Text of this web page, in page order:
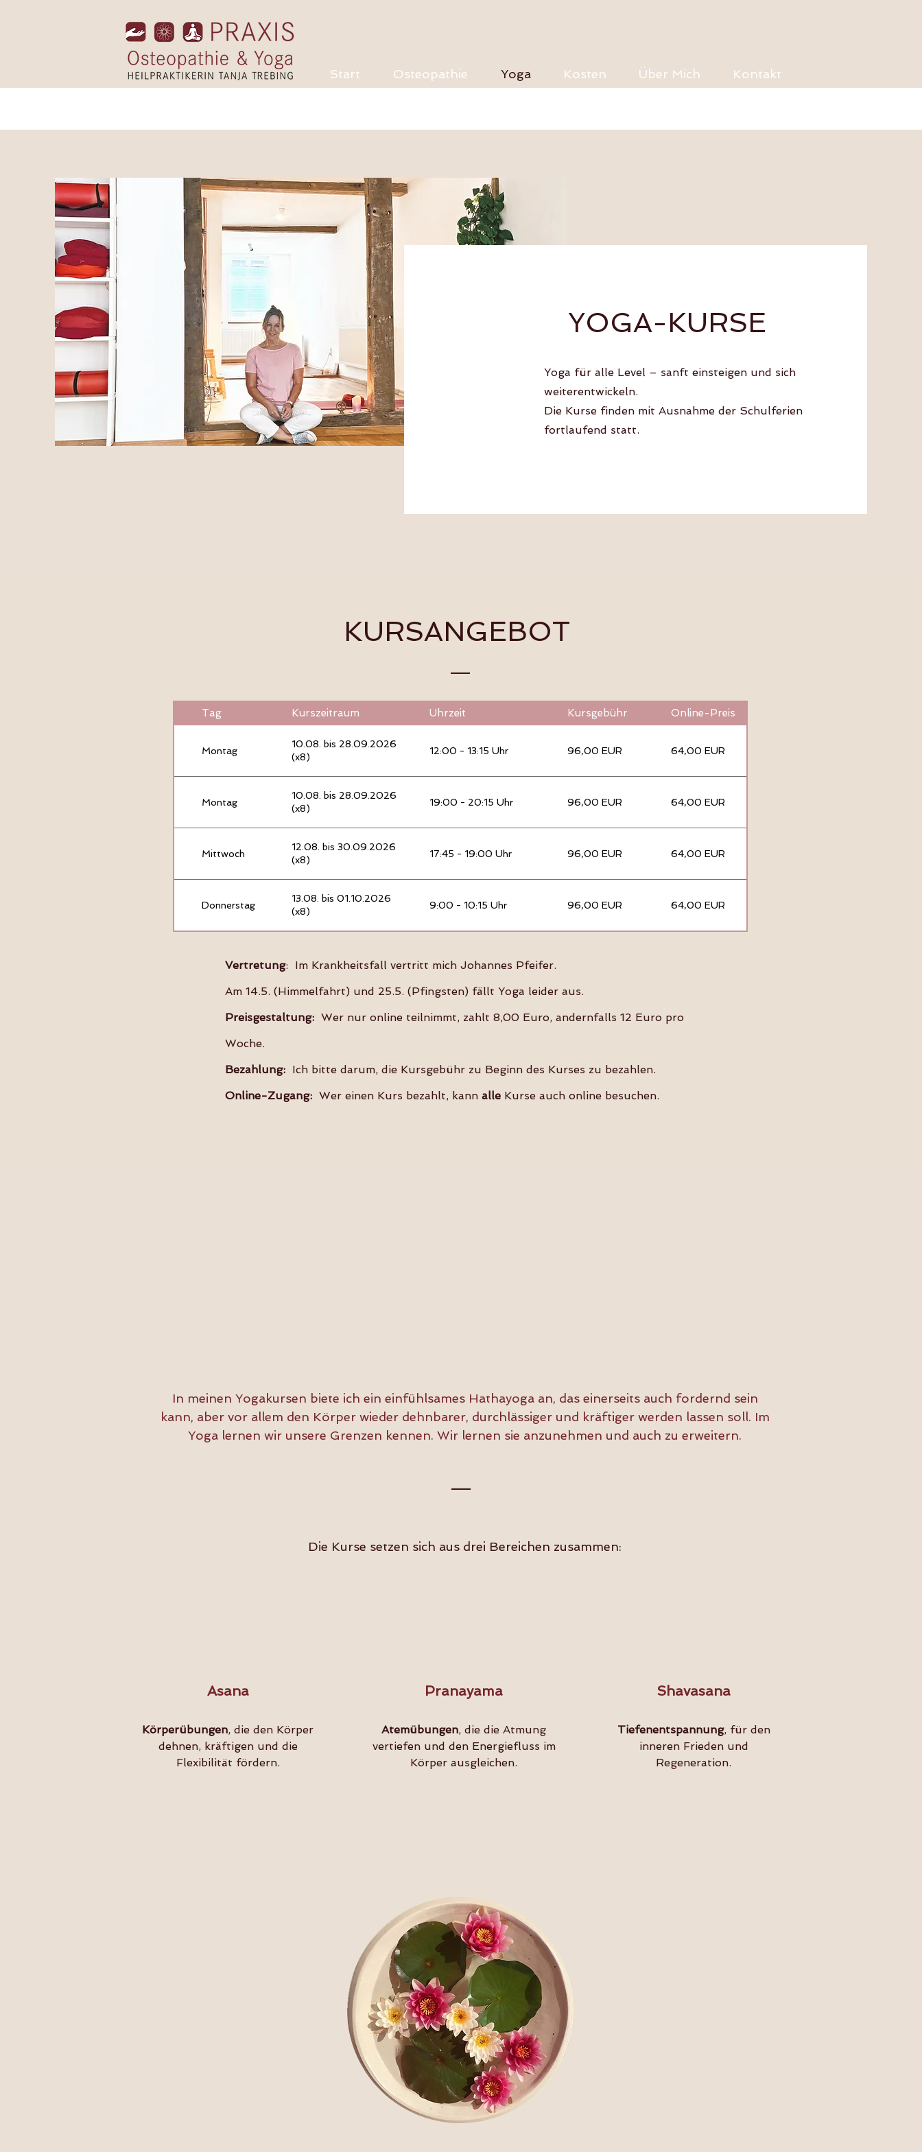
Start Osteopathie Yoga Kosten Über Mich Kontakt
YOGA-KURSE
Yoga für alle Level – sanft einsteigen und sich
weiterentwickeln.
Die Kurse finden mit Ausnahme der Schulferien
fortlaufend statt.
KURSANGEBOT
Tag Kurszeitraum Uhrzeit Kursgebühr Online-Preis
Montag
10.08. bis 28.09.2026
(x8)
12:00 - 13:15 Uhr 96,00 EUR 64,00 EUR
Montag
10.08. bis 28.09.2026
(x8)
19:00 - 20:15 Uhr 96,00 EUR 64,00 EUR
Mittwoch
12.08. bis 30.09.2026
(x8)
17:45 - 19:00 Uhr 96,00 EUR 64,00 EUR
Donnerstag
13.08. bis 01.10.2026
(x8)
9:00 - 10:15 Uhr 96,00 EUR 64,00 EUR
Vertretung: Im Krankheitsfall vertritt mich Johannes Pfeifer.
Am 14.5. (Himmelfahrt) und 25.5. (Pfingsten) fällt Yoga leider aus.
Preisgestaltung: Wer nur online teilnimmt, zahlt 8,00 Euro, andernfalls 12 Euro pro
Woche.
Bezahlung: Ich bitte darum, die Kursgebühr zu Beginn des Kurses zu bezahlen.
Online-Zugang: Wer einen Kurs bezahlt, kann alle Kurse auch online besuchen.
In meinen Yogakursen biete ich ein einfühlsames Hathayoga an, das einerseits auch fordernd sein
kann, aber vor allem den Körper wieder dehnbarer, durchlässiger und kräftiger werden lassen soll. Im
Yoga lernen wir unsere Grenzen kennen. Wir lernen sie anzunehmen und auch zu erweitern.
Die Kurse setzen sich aus drei Bereichen zusammen:
Asana
Körperübungen, die den Körper
dehnen, kräftigen und die
Flexibilität fördern.
Pranayama
Atemübungen, die die Atmung
vertiefen und den Energiefluss im
Körper ausgleichen.
Shavasana
Tiefenentspannung, für den
inneren Frieden und
Regeneration.